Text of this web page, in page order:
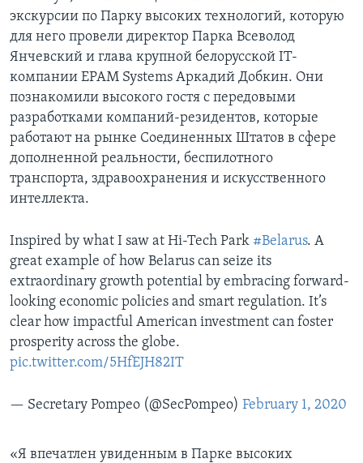
экскурсии по Парку высоких технологий, которую
для него провели директор Парка Всеволод
Янчевский и глава крупной белорусской IT-
компании EPAM Systems Аркадий Добкин. Они
познакомили высокого гостя с передовыми
разработками компаний-резидентов, которые
работают на рынке Соединенных Штатов в сфере
дополненной реальности, беспилотного
транспорта, здравоохранения и искусственного
интеллекта.
Inspired by what I saw at Hi-Tech Park #Belarus. A
great example of how Belarus can seize its
extraordinary growth potential by embracing forward-
looking economic policies and smart regulation. It’s
clear how impactful American investment can foster
prosperity across the globe.
pic.twitter.com/5HfEJH82IT
— Secretary Pompeo (@SecPompeo) February 1, 2020
«Я впечатлен увиденным в Парке высоких